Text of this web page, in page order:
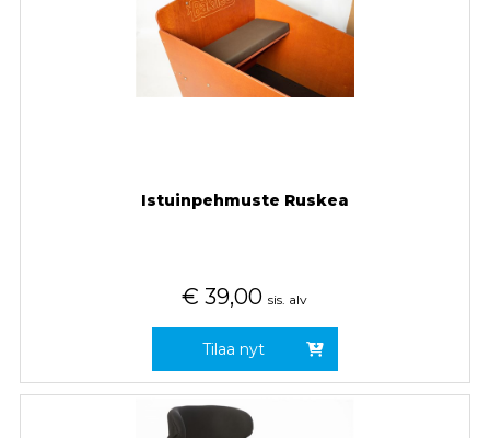
Istuinpehmuste Ruskea
€ 39,00 sis. alv
Tilaa nyt